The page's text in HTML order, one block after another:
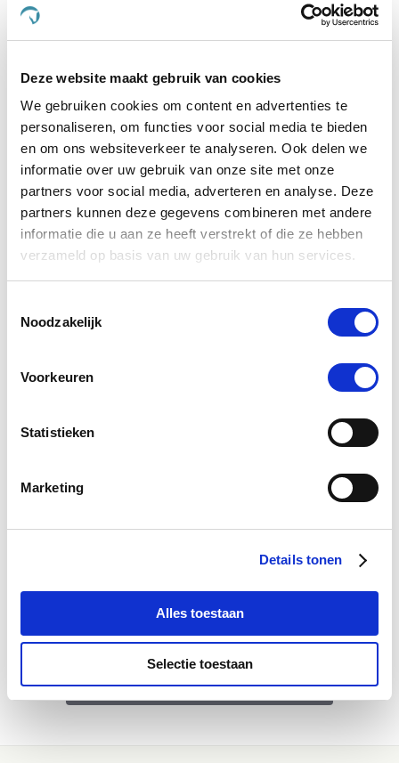
Deze website maakt gebruik van cookies
We gebruiken cookies om content en advertenties te
personaliseren, om functies voor social media te bieden
en om ons websiteverkeer te analyseren. Ook delen we
informatie over uw gebruik van onze site met onze
partners voor social media, adverteren en analyse. Deze
partners kunnen deze gegevens combineren met andere
informatie die u aan ze heeft verstrekt of die ze hebben
verzameld op basis van uw gebruik van hun services.
Noodzakelijk
Voorkeuren
Statistieken
Marketing
Details tonen
Alles toestaan
Selectie toestaan
Vitalbix Breed & Grow 20KG
THT 3-9-2026
WEES DE EERSTE OM EEN REVIEW TE SCHRIJVEN